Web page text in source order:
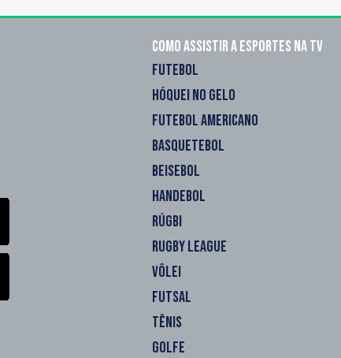
Como assistir a esportes na TV
FUTEBOL
HÓQUEI NO GELO
FUTEBOL AMERICANO
BASQUETEBOL
BEISEBOL
HANDEBOL
RÚGBI
RUGBY LEAGUE
VÔLEI
FUTSAL
TÊNIS
GOLFE